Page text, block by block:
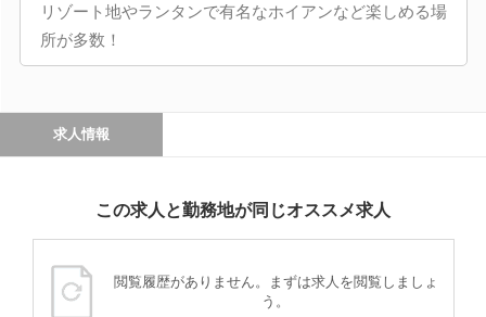
リゾート地やランタンで有名なホイアンなど楽しめる場
所が多数！
求人情報
この求人と勤務地が同じオススメ求人
閲覧履歴がありません。まずは求人を閲覧しましょ
う。